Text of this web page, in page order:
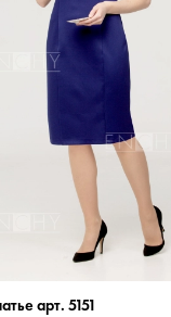
арт. 5151